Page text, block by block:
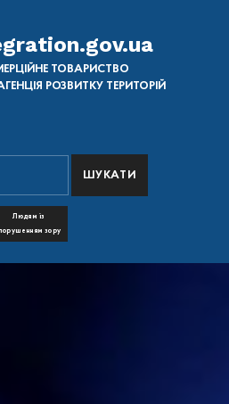
ТОВАРИСТВО
РОЗВИТКУ ТЕРИТОРІЙ
Людям із
зору